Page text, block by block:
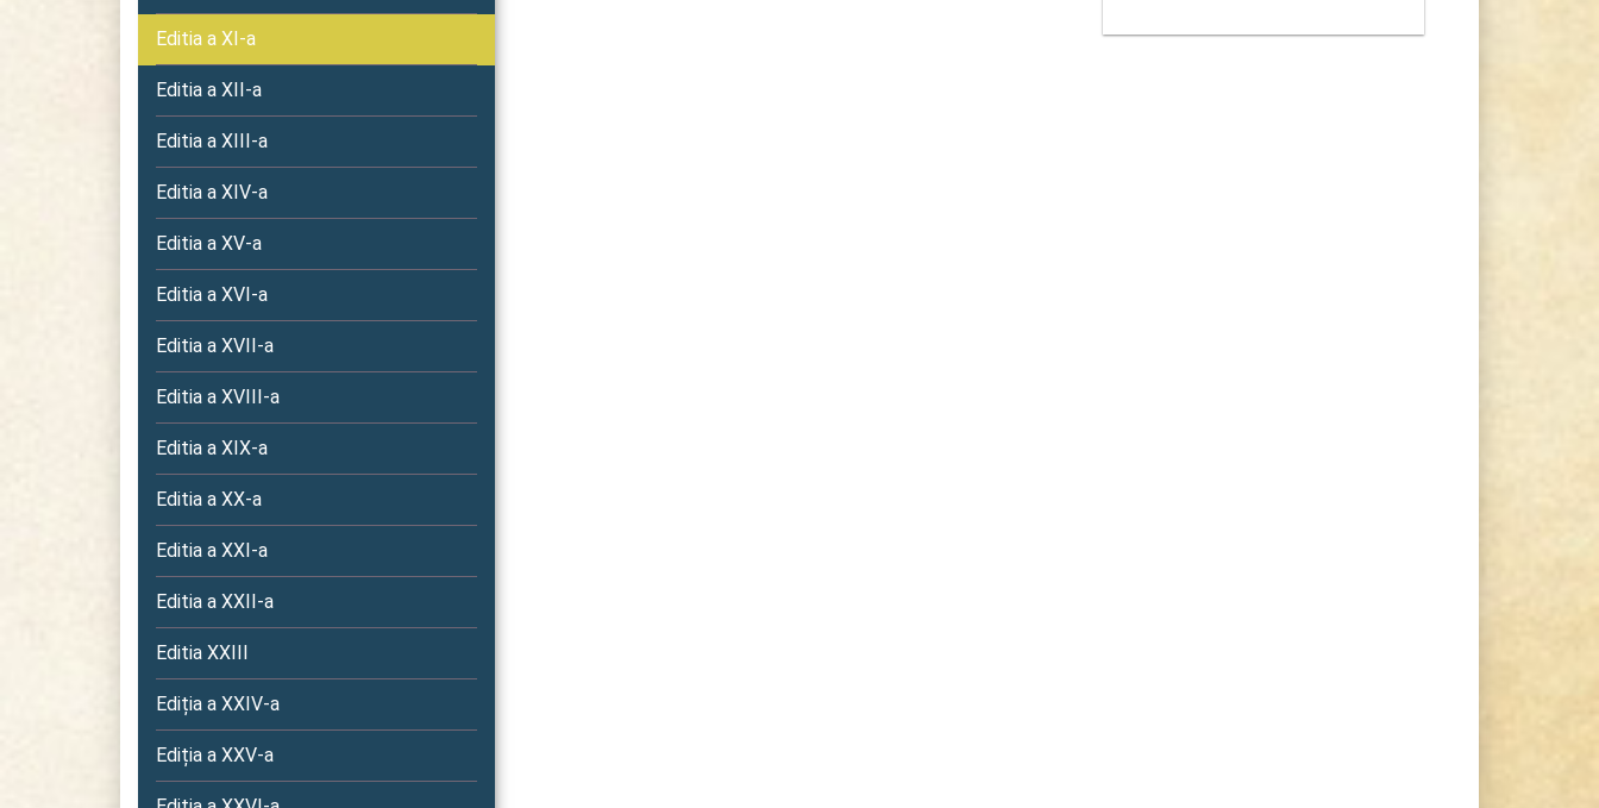
Editia a XI-a
Editia a XII-a
Editia a XIII-a
Editia a XIV-a
Editia a XV-a
Editia a XVI-a
Editia a XVII-a
Editia a XVIII-a
Editia a XIX-a
Editia a XX-a
Editia a XXI-a
Editia a XXII-a
Editia XXIII
Ediția a XXIV-a
Ediția a XXV-a